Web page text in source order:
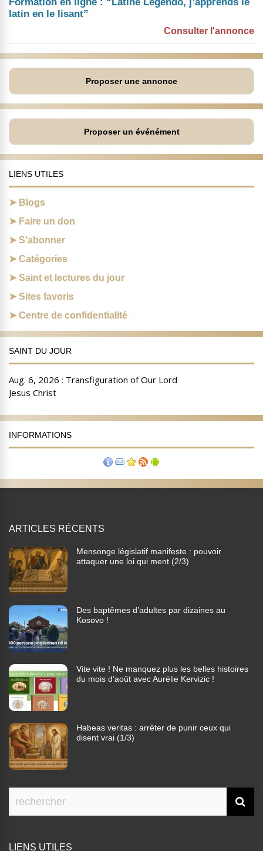
latin en le lisant”
Consulter l'annonce
Proposer une annonce
Proposer un événément
LIENS UTILES
Blogs
Faire un don
S’abonner
Catégories
Saint et lectures du jour
Sites favoris
Centre de confidentialité
SAINT DU JOUR
INFORMATIONS
ARTICLES RÉCENTS
Mensonge législatif manifeste : pouvoir
attaquer une loi qui ment (2/3)
Des baptêmes d’adultes par dizaines au
Kosovo !
Vite vite ! Ne manquez plus les belles histoires
du mois d’août avec Aurélie Kervizic !
Habeas veritas : arrêter de punir ceux qui
disent vrai (1/3)
LIENS UTILES